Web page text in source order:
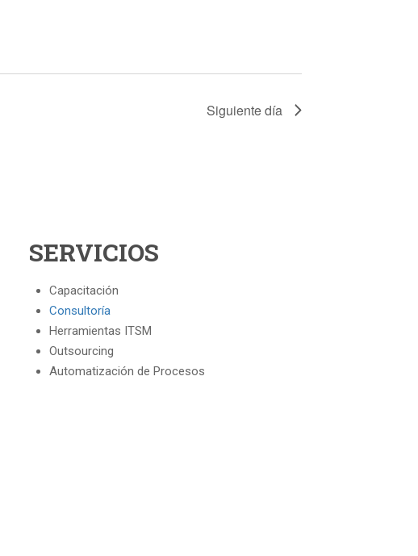
Siguiente día
SERVICIOS
Capacitación
Consultoría
Herramientas ITSM
Outsourcing
Automatización de Procesos